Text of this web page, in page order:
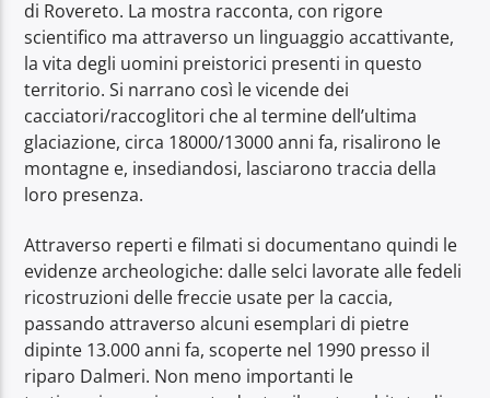
di Rovereto. La mostra racconta, con rigore
scientifico ma attraverso un linguaggio accattivante,
la vita degli uomini preistorici presenti in questo
territorio. Si narrano così le vicende dei
cacciatori/raccoglitori che al termine dell’ultima
glaciazione, circa 18000/13000 anni fa, risalirono le
montagne e, insediandosi, lasciarono traccia della
loro presenza.
Attraverso reperti e filmati si documentano quindi le
evidenze archeologiche: dalle selci lavorate alle fedeli
ricostruzioni delle freccie usate per la caccia,
passando attraverso alcuni esemplari di pietre
dipinte 13.000 anni fa, scoperte nel 1990 presso il
riparo Dalmeri. Non meno importanti le